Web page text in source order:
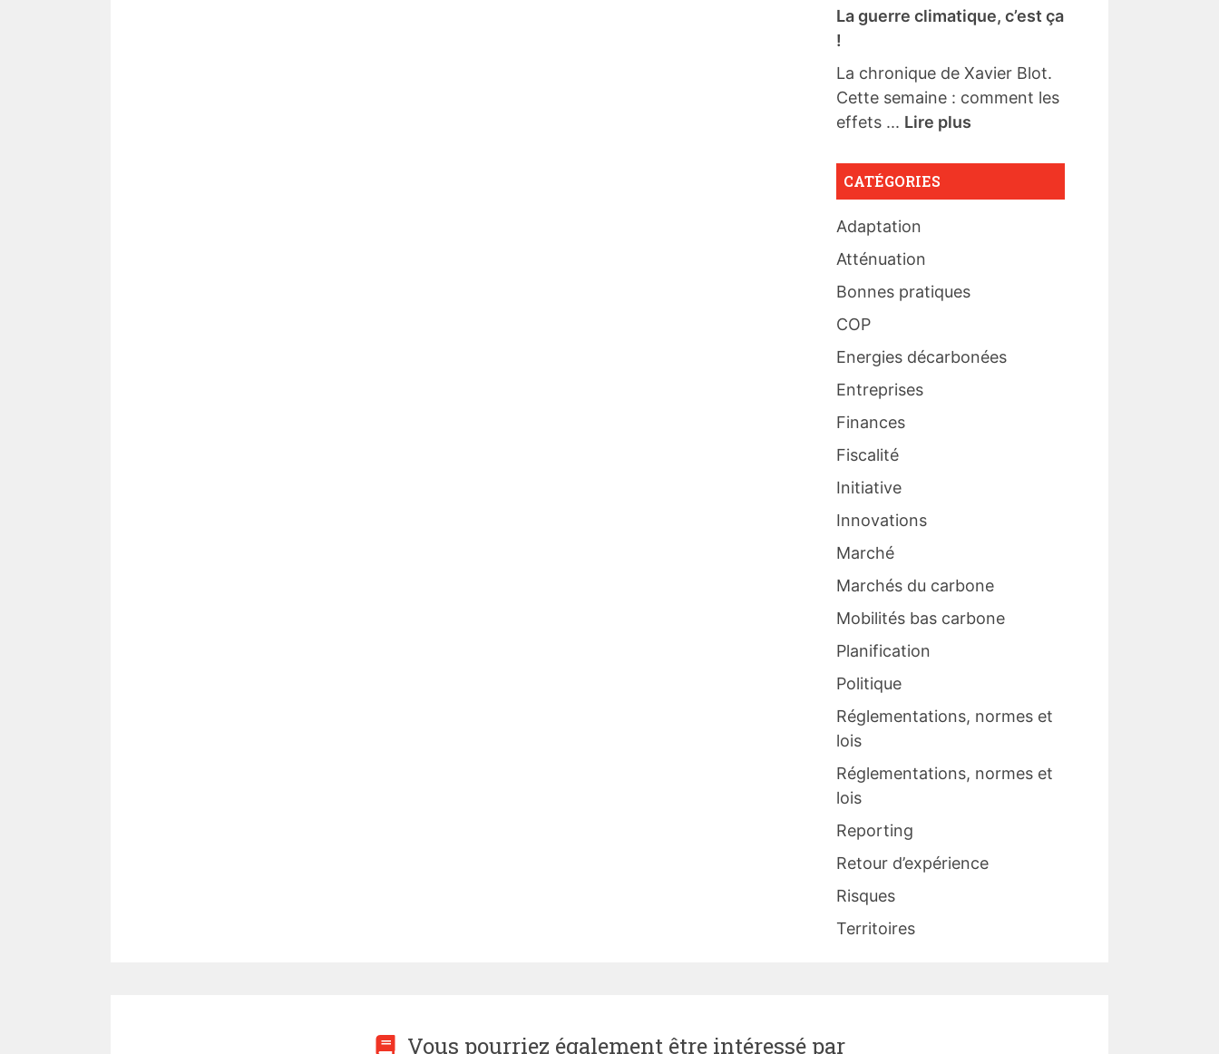
La guerre climatique, c’est ça
!
La chronique de Xavier Blot.
Cette semaine : comment les
effets ... Lire plus
CATÉGORIES
Adaptation
Atténuation
Bonnes pratiques
COP
Energies décarbonées
Entreprises
Finances
Fiscalité
Initiative
Innovations
Marché
Marchés du carbone
Mobilités bas carbone
Planification
Politique
Réglementations, normes et
lois
Réglementations, normes et
lois
Reporting
Retour d’expérience
Risques
Territoires
Vous pourriez également être intéressé par